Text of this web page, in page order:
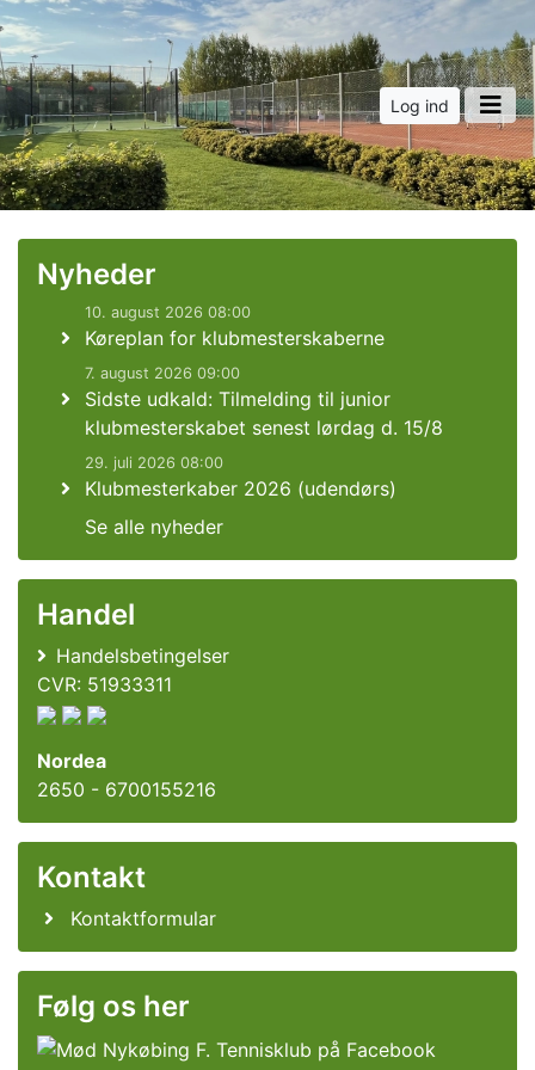
Log ind
Nyheder
10. august 2026 08:00
Køreplan for klubmesterskaberne
7. august 2026 09:00
Sidste udkald: Tilmelding til junior
klubmesterskabet senest lørdag d. 15/8
29. juli 2026 08:00
Klubmesterkaber 2026 (udendørs)
Se alle nyheder
Handel
Handelsbetingelser
CVR: 51933311
Nordea
2650 - 6700155216
Kontakt
Kontaktformular
Følg os her